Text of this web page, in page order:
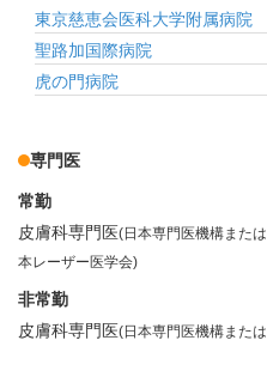
東京慈恵会医科大学附属病院
聖路加国際病院
虎の門病院
専門医
常勤
皮膚科専門医(日本専門医機構また
本レーザー医学会)
非常勤
皮膚科専門医(日本専門医機構また